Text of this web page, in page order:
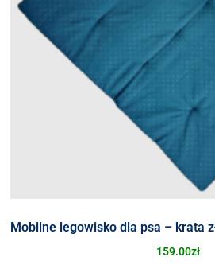
Mobilne legowisko dla psa – krata
159.00zł